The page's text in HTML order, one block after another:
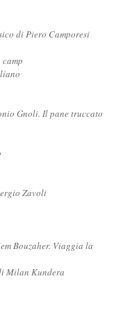
di Piero Camporesi
Gnoli. Il pane truccato
Zavoli
Bouzaher. Viaggia la
Milan Kundera